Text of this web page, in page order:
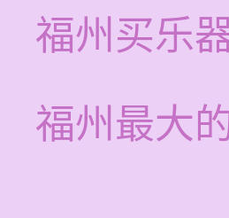
福州买乐
福州最大